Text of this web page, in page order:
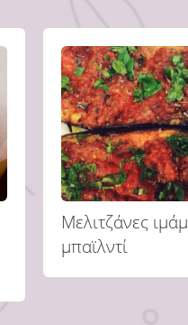
Μελιτζάνες ιμάμ
μπαϊλντί